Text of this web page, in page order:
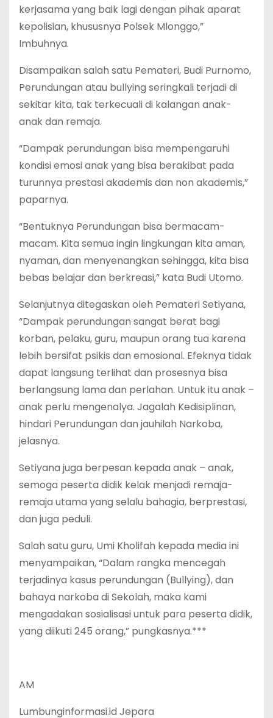
kerjasama yang baik lagi dengan pihak aparat
kepolisian, khususnya Polsek Mlonggo,”
Imbuhnya.
Disampaikan salah satu Pemateri, Budi Purnomo,
Perundungan atau bullying seringkali terjadi di
sekitar kita, tak terkecuali di kalangan anak-
anak dan remaja.
“Dampak perundungan bisa mempengaruhi
kondisi emosi anak yang bisa berakibat pada
turunnya prestasi akademis dan non akademis,”
paparnya.
“Bentuknya Perundungan bisa bermacam-
macam. Kita semua ingin lingkungan kita aman,
nyaman, dan menyenangkan sehingga, kita bisa
bebas belajar dan berkreasi,” kata Budi Utomo.
Selanjutnya ditegaskan oleh Pemateri Setiyana,
“Dampak perundungan sangat berat bagi
korban, pelaku, guru, maupun orang tua karena
lebih bersifat psikis dan emosional. Efeknya tidak
dapat langsung terlihat dan prosesnya bisa
berlangsung lama dan perlahan. Untuk itu anak –
anak perlu mengenalya. Jagalah Kedisiplinan,
hindari Perundungan dan jauhilah Narkoba,
jelasnya.
Setiyana juga berpesan kepada anak – anak,
semoga peserta didik kelak menjadi remaja-
remaja utama yang selalu bahagia, berprestasi,
dan juga peduli.
Salah satu guru, Umi Kholifah kepada media ini
menyampaikan, “Dalam rangka mencegah
terjadinya kasus perundungan (Bullying), dan
bahaya narkoba di Sekolah, maka kami
mengadakan sosialisasi untuk para peserta didik,
yang diikuti 245 orang,” pungkasnya.***
AM
Lumbunginformasi.id Jepara